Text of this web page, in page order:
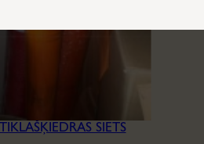
SIETS